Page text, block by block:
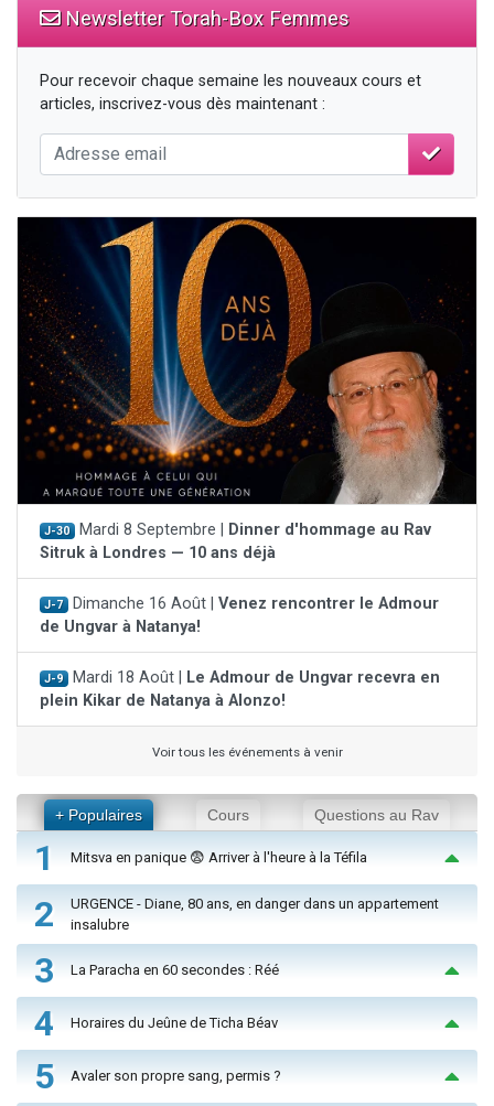
Newsletter Torah-Box Femmes
Pour recevoir chaque semaine les nouveaux cours et
articles, inscrivez-vous dès maintenant :
J-30 Mardi 8 Septembre |
Dinner d'hommage au Rav
Sitruk à Londres — 10 ans déjà
J-7 Dimanche 16 Août | Venez rencontrer le Admour
de Ungvar à Natanya!
J-9 Mardi 18 Août |
Le Admour de Ungvar recevra en
plein Kikar de Natanya à Alonzo!
Voir tous les événements à venir
+ Populaires Cours Questions au Rav
1 Mitsva en panique 😨 Arriver à l'heure à la Téfila
2
URGENCE - Diane, 80 ans, en danger dans un appartement
insalubre
3 La Paracha en 60 secondes : Réé
4 Horaires du Jeûne de Ticha Béav
5 Avaler son propre sang, permis ?